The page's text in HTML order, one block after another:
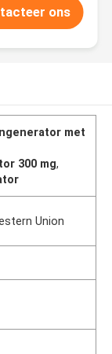
ons
met
300 mg,
Union